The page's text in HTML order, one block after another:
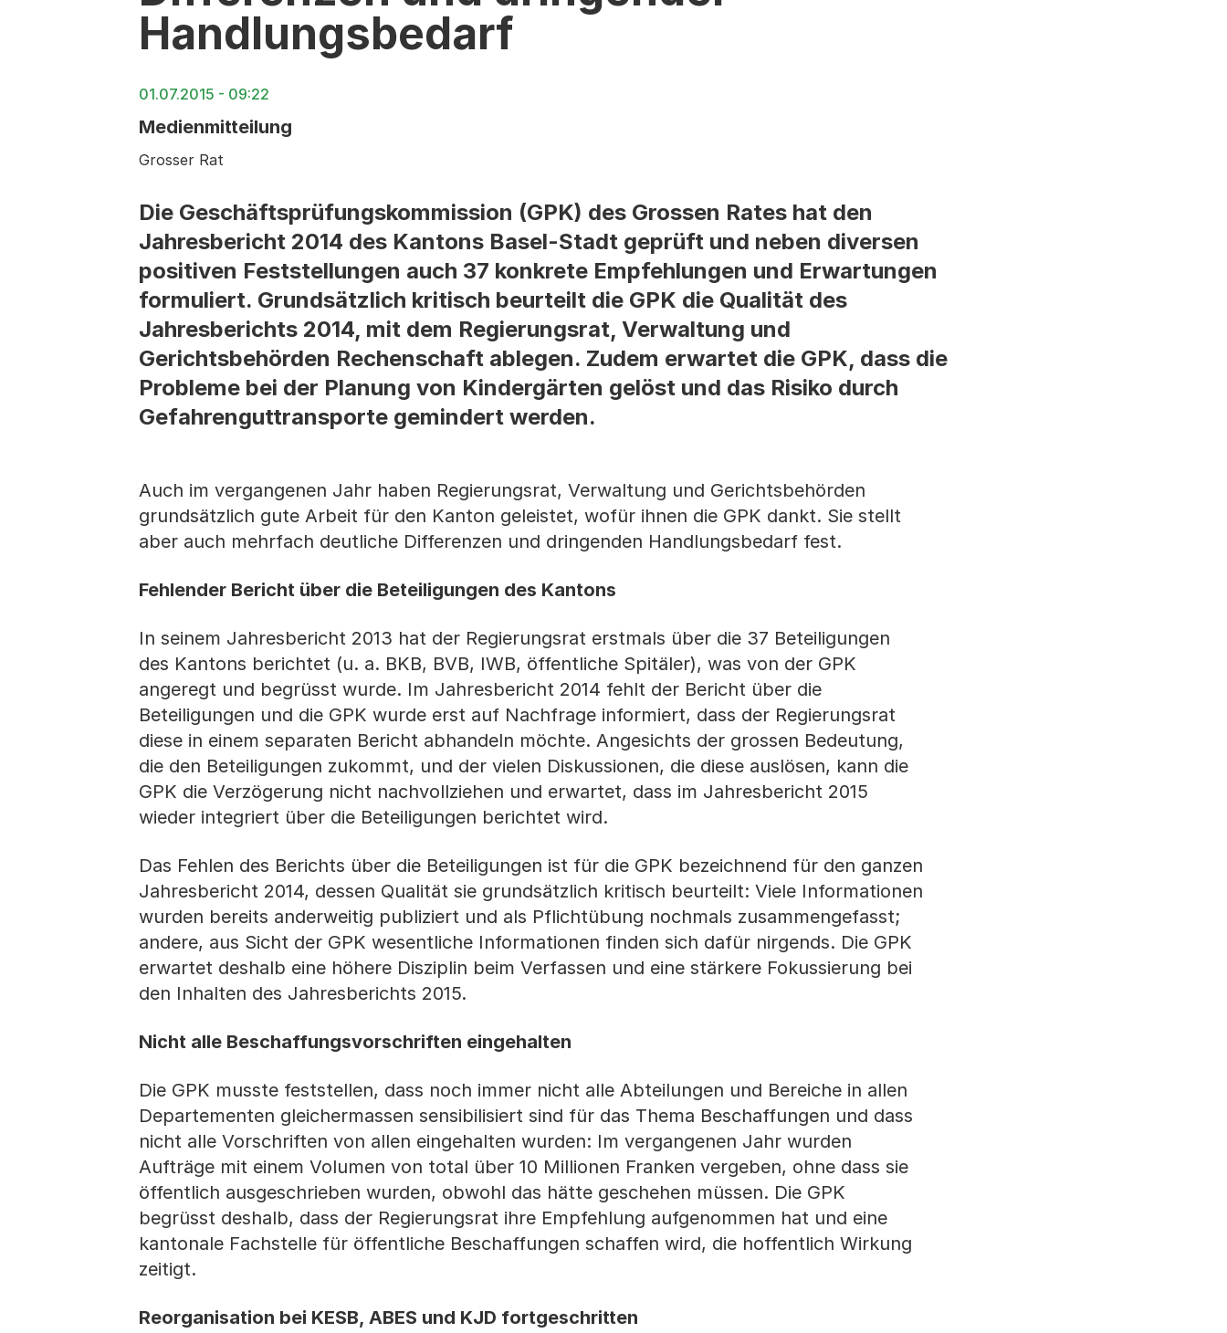
Handlungsbedarf
01.07.2015 - 09:22
Medienmitteilung
Grosser Rat
Die Geschäftsprüfungskommission (GPK) des Grossen Rates hat den
Jahresbericht 2014 des Kantons Basel-Stadt geprüft und neben diversen
positiven Feststellungen auch 37 konkrete Empfehlungen und Erwartungen
formuliert. Grundsätzlich kritisch beurteilt die GPK die Qualität des
Jahresberichts 2014, mit dem Regierungsrat, Verwaltung und
Gerichtsbehörden Rechenschaft ablegen. Zudem erwartet die GPK, dass die
Probleme bei der Planung von Kindergärten gelöst und das Risiko durch
Gefahrenguttransporte gemindert werden.
Auch im vergangenen Jahr haben Regierungsrat, Verwaltung und Gerichtsbehörden
grundsätzlich gute Arbeit für den Kanton geleistet, wofür ihnen die GPK dankt. Sie stellt
aber auch mehrfach deutliche Differenzen und dringenden Handlungsbedarf fest.
Fehlender Bericht über die Beteiligungen des Kantons
In seinem Jahresbericht 2013 hat der Regierungsrat erstmals über die 37 Beteiligungen
des Kantons berichtet (u. a. BKB, BVB, IWB, öffentliche Spitäler), was von der GPK
angeregt und begrüsst wurde. Im Jahresbericht 2014 fehlt der Bericht über die
Beteiligungen und die GPK wurde erst auf Nachfrage informiert, dass der Regierungsrat
diese in einem separaten Bericht abhandeln möchte. Angesichts der grossen Bedeutung,
die den Beteiligungen zukommt, und der vielen Diskussionen, die diese auslösen, kann die
GPK die Verzögerung nicht nachvollziehen und erwartet, dass im Jahresbericht 2015
wieder integriert über die Beteiligungen berichtet wird.
Das Fehlen des Berichts über die Beteiligungen ist für die GPK bezeichnend für den ganzen
Jahresbericht 2014, dessen Qualität sie grundsätzlich kritisch beurteilt: Viele Informationen
wurden bereits anderweitig publiziert und als Pflichtübung nochmals zusammengefasst;
andere, aus Sicht der GPK wesentliche Informationen finden sich dafür nirgends. Die GPK
erwartet deshalb eine höhere Disziplin beim Verfassen und eine stärkere Fokussierung bei
den Inhalten des Jahresberichts 2015.
Nicht alle Beschaffungsvorschriften eingehalten
Die GPK musste feststellen, dass noch immer nicht alle Abteilungen und Bereiche in allen
Departementen gleichermassen sensibilisiert sind für das Thema Beschaffungen und dass
nicht alle Vorschriften von allen eingehalten wurden: Im vergangenen Jahr wurden
Aufträge mit einem Volumen von total über 10 Millionen Franken vergeben, ohne dass sie
öffentlich ausgeschrieben wurden, obwohl das hätte geschehen müssen. Die GPK
begrüsst deshalb, dass der Regierungsrat ihre Empfehlung aufgenommen hat und eine
kantonale Fachstelle für öffentliche Beschaffungen schaffen wird, die hoffentlich Wirkung
zeitigt.
Reorganisation bei KESB, ABES und KJD fortgeschritten